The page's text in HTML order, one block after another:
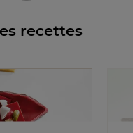
recettes